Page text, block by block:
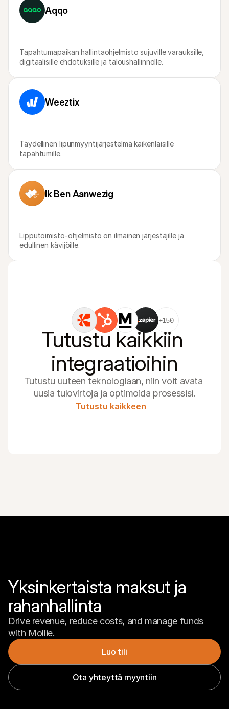
Aqqo
Tapahtumapaikan hallintaohjelmisto sujuville varauksille,
digitaalisille ehdotuksille ja taloushallinnolle.
Weeztix
Täydellinen lipunmyyntijärjestelmä kaikenlaisille
tapahtumille.
Ik Ben Aanwezig
Lipputoimisto-ohjelmisto on ilmainen järjestäjille ja
edullinen kävijöille.
+150
Tutustu kaikkiin
integraatioihin
Tutustu uuteen teknologiaan, niin voit avata
uusia tulovirtoja ja optimoida prosessisi.
Tutustu kaikkeen
Yksinkertaista maksut ja
rahanhallinta
Drive revenue, reduce costs, and manage funds
with Mollie.
Luo tili
Ota yhteyttä myyntiin
Ostajille
Selvitä, miksi Mollie näkyy tiliotteessasi
Mollie-asiakkaille
Tutustu, kuinka voimme auttaa yritystäsi